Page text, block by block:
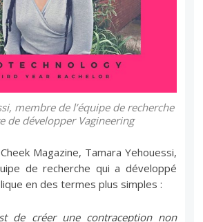
membre de l’équipe de recherche
de développer Vagineering
Magazine, Tamara Yehouessi,
de recherche qui a développé
en des termes plus simples :
de créer une contraception non